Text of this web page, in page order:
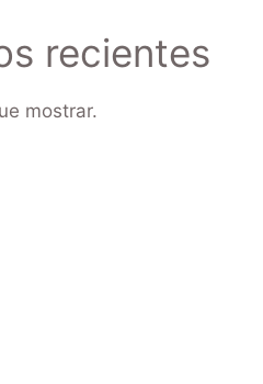
recientes
mostrar.